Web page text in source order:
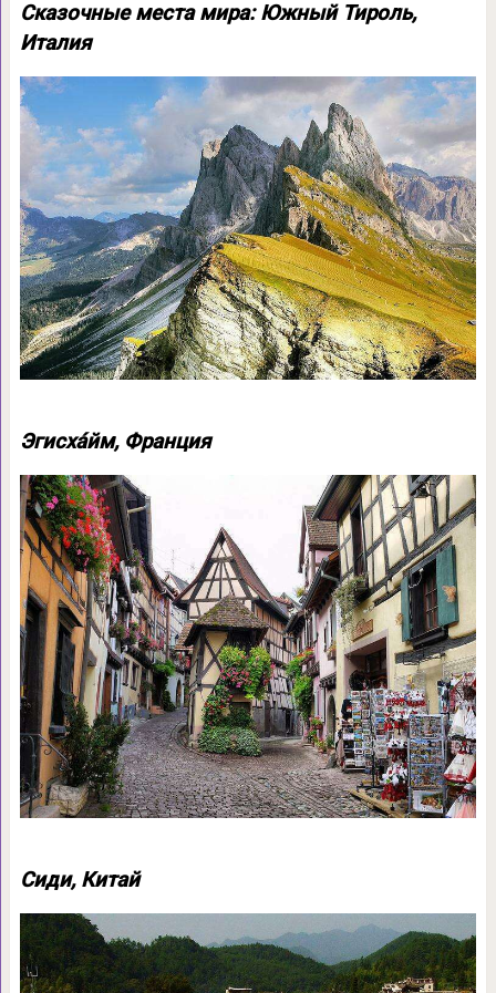
Сказочные места мира: Южный Тироль,
Италия
Эгисха́йм, Франция
Сиди, Китай